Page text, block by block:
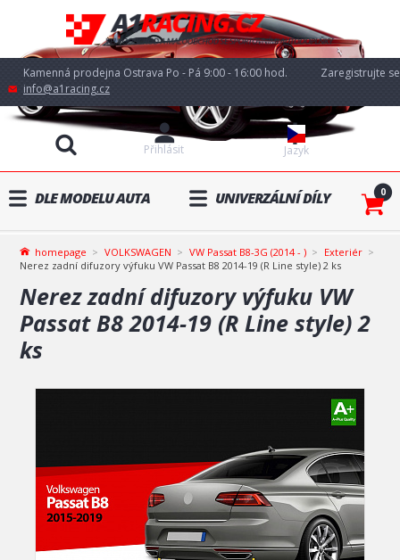
Kamenná prodejna Ostrava Po - Pá 9:00 - 16:00 hod.
info@a1racing.cz
Jazyk
Přihlásit
Zaregistrujte se
DLE MODELU AUTA UNIVERZÁLNÍ DÍLY 0
homepage VOLKSWAGEN VW Passat B8-3G (2014 - )
Exteriér
Nerez zadní difuzory výfuku VW Passat B8 2014-19 (R Line style) 2 ks
Nerez zadní difuzory výfuku VW
Passat B8 2014-19 (R Line style) 2
ks